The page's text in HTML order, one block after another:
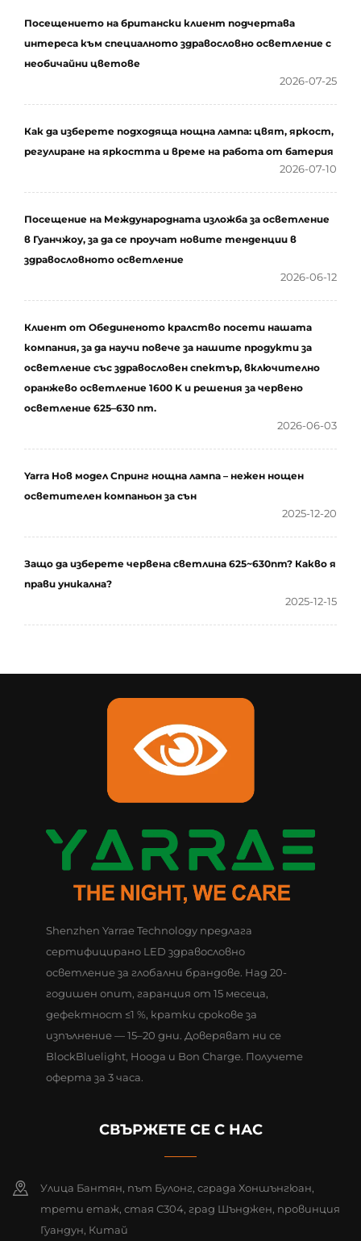
температура измерва...
Посещението на британски клиент подчертава
интереса към специалното здравословно осветление с
необичайни цветове
2026-07-25
Как да изберете подходяща нощна лампа: цвят, яркост,
регулиране на яркостта и време на работа от батерия
2026-07-10
Посещение на Международната изложба за осветление
в Гуанчжоу, за да се проучат новите тенденции в
здравословното осветление
2026-06-12
Клиент от Обединеното кралство посети нашата
компания, за да научи повече за нашите продукти за
осветление със здравословен спектър, включително
оранжево осветление 1600 K и решения за червено
осветление 625–630 nm.
2026-06-03
Yarra Нов модел Спринг нощна лампа – нежен нощен
осветителен компаньон за сън
2025-12-20
Защо да изберете червена светлина 625~630nm? Какво я
прави уникална?
2025-12-15
Shenzhen Yarrae Technology предлага
сертифицирано LED здравословно
осветление за глобални брандове. Над 20-
годишен опит, гаранция от 15 месеца,
дефектност ≤1 %, кратки срокове за
изпълнение — 15–20 дни. Доверяват ни се
BlockBluelight, Hooga и Bon Charge. Получете
оферта за 3 часа.
СВЪРЖЕТЕ СЕ С НАС
Улица Бантян, път Булонг, сграда Хоншънгюан,
трети етаж, стая С304, град Шънджен, провинция
Гуандун, Китай